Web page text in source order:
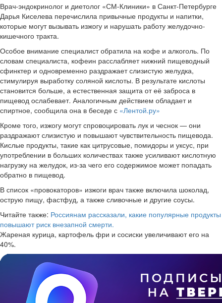
Врач-эндокринолог и диетолог «СМ-Клиники» в Санкт-Петербурге
Дарья Киселева перечислила привычные продукты и напитки,
которые могут вызывать изжогу и нарушать работу желудочно-
кишечного тракта.
Особое внимание специалист обратила на кофе и алкоголь. По
словам специалиста, кофеин расслабляет нижний пищеводный
сфинктер и одновременно раздражает слизистую желудка,
стимулируя выработку соляной кислоты. В результате кислоты
становится больше, а естественная защита от её заброса в
пищевод ослабевает. Аналогичным действием обладает и
спиртное, сообщила она в беседе с «Лентой.ру»
Кроме того, изжогу могут спровоцировать лук и чеснок — они
раздражают слизистую и повышают чувствительность пищевода.
Кислые продукты, такие как цитрусовые, помидоры и уксус, при
употреблении в больших количествах также усиливают кислотную
нагрузку на желудок, из-за чего его содержимое может попадать
обратно в пищевод.
В список «провокаторов» изжоги врач также включила шоколад,
острую пищу, фастфуд, а также сливочные и другие соусы.
Читайте также: Россиянам рассказали, какие популярные продукты
повышают риск внезапной смерти.
Жареная курица, картофель фри и сосиски увеличивают его на
40%.